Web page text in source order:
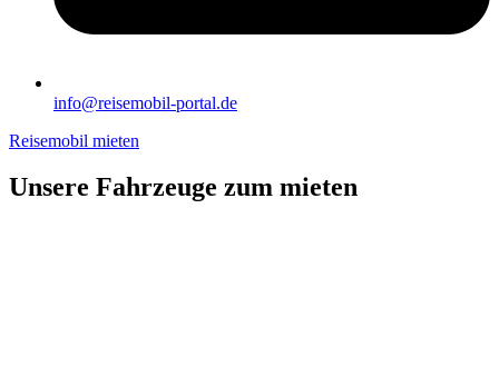
info@reisemobil-portal.de
Reisemobil mieten
Unsere Fahrzeuge zum mieten